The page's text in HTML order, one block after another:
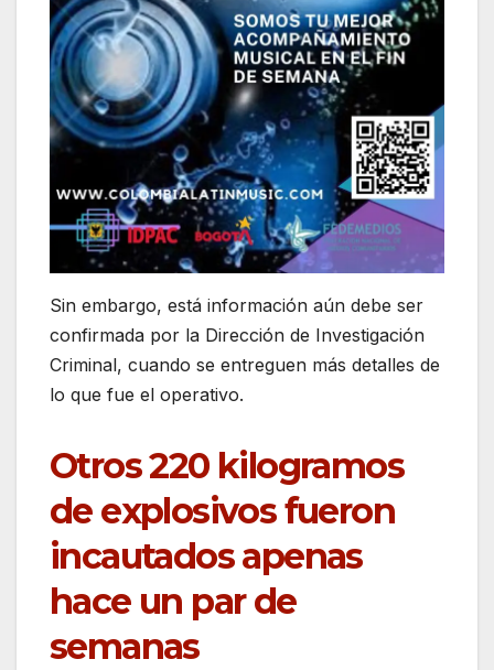
Sin embargo, está información aún debe ser
confirmada por la Dirección de Investigación
Criminal, cuando se entreguen más detalles de
lo que fue el operativo.
Otros 220 kilogramos
de explosivos fueron
incautados apenas
hace un par de
semanas